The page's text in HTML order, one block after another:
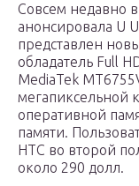
Совсем недавно
анонсировала U
представлен
обладатель Full
MediaTek
мегапиксельной
оперативной
памяти.
HTC во второй
около 290 долл.